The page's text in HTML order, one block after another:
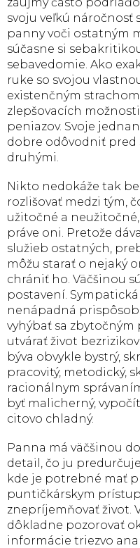
svoju veľkú náročnosť
panny voči ostatným
súčasne si
sebavedomie. Ako
ruke so svojou
existenčným
zlepšovacích
peniazov. Svoje
dobre odôvodniť pred
druhými.
Nikto nedokáže tak
rozlišovať medzi tým,
užitočné a
práve oni. Pretože
služieb ostatných,
môžu starať o nejaký
chrániť ho. Väčšinou
postavení.
nenápadná
vyhýbať sa
utvárať život
býva obvykle bystrý,
pracovitý, metodický,
racionálnym
byť malicherný,
citovo chladný.
Panna má väčšinou
detail, čo ju
kde je potrebné mať
puntičkárskym
znepríjemňovať život.
dôkladne pozorovať
informácie triezvo